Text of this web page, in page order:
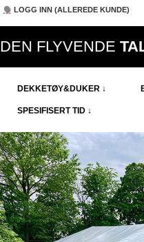
LOGG INN (ALLEREDE KUNDE)
DEN FLYVENDE
DEKKETØY&DUKER ↓
SPESIFISERT TID ↓